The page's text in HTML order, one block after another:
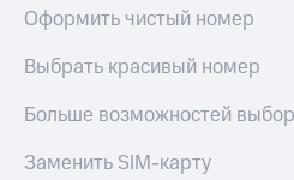
Оформить чистый номер
Выбрать красивый номер
Больше возможностей
Заменить SIM-карту